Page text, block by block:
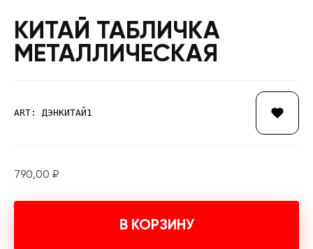
КИТАЙ ТАБЛИЧКА
МЕТАЛЛИЧЕСКАЯ
ART: ДЭНКИТАЙ1
790,00 ₽
В КОРЗИНУ